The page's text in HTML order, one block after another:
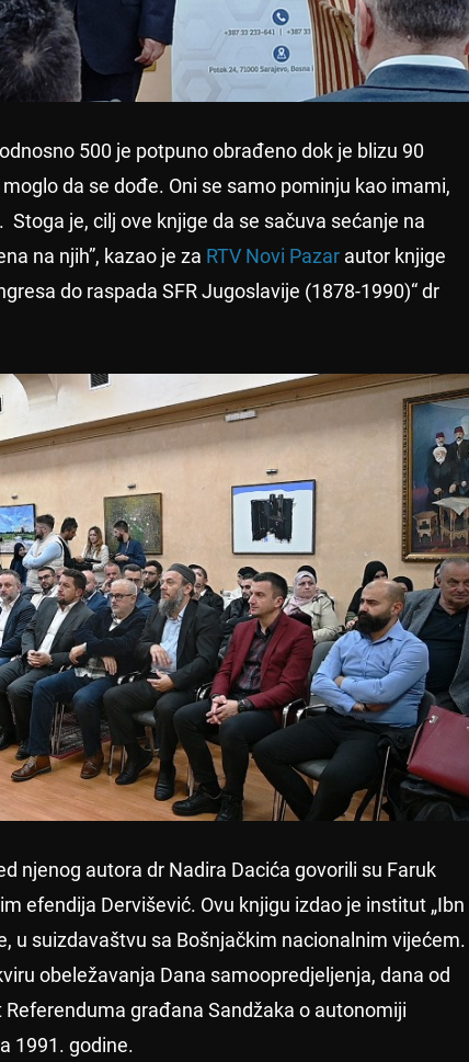
500 je potpuno obrađeno dok je blizu 90
da se dođe. Oni se samo pominju kao imami,
je, cilj ove knjige da se sačuva sećanje na
na njih”, kazao je za RTV Novi Pazar autor knjige
do raspada SFR Jugoslavije (1878-1990)“ dr
njenog autora dr Nadira Dacića govorili su Faruk
efendija Dervišević. Ovu knjigu izdao je institut „Ibn
u suizdavaštvu sa Bošnjačkim nacionalnim vijećem.
obeležavanja Dana samoopredjeljenja, dana od
građana Sandžaka o autonomiji
1991. godine.